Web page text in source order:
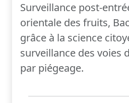
Surveillance post-
orientale des fruits,
grâce à la science
surveillance des voies
par piégeage.